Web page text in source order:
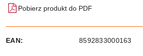
Pobierz produkt do PDF
EAN: 8592833000163